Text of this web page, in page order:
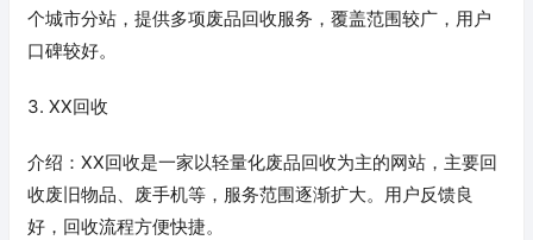
个城市分站，提供多项废品回收服务，覆盖范围较广，用户
口碑较好。
3. XX回收
介绍：XX回收是一家以轻量化废品回收为主的网站，主要回
收废旧物品、废手机等，服务范围逐渐扩大。用户反馈良
好，回收流程方便快捷。